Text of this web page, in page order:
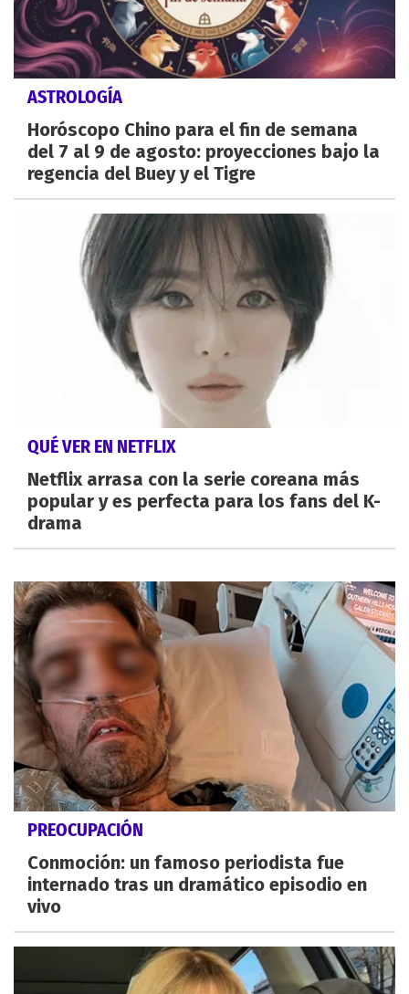
ASTROLOGÍA
Horóscopo Chino para el fin de semana
del 7 al 9 de agosto: proyecciones bajo la
regencia del Buey y el Tigre
QUÉ VER EN NETFLIX
Netflix arrasa con la serie coreana más
popular y es perfecta para los fans del K-
drama
PREOCUPACIÓN
Conmoción: un famoso periodista fue
internado tras un dramático episodio en
vivo